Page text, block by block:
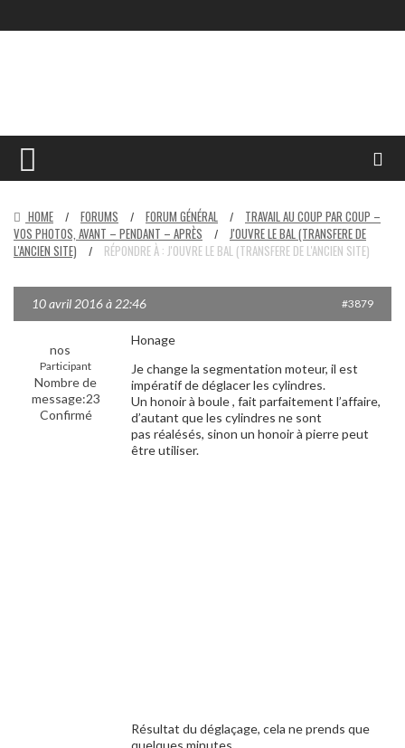
HOME / FORUMS / FORUM GÉNÉRAL /
TRAVAIL AU COUP PAR COUP –
VOS PHOTOS, AVANT – PENDANT – APRÈS
/
J'OUVRE LE BAL (TRANSFERE DE
L'ANCIEN SITE)
/ RÉPONDRE À : J'OUVRE LE BAL (TRANSFERE DE L'ANCIEN SITE)
10 avril 2016 à 22:46 #3879
nos
Participant
Nombre de
message:23
Confirmé
Honage
Je change la segmentation moteur, il est
impératif de déglacer les cylindres.
Un honoir à boule , fait parfaitement l’affaire,
d’autant que les cylindres ne sont
pas réalésés, sinon un honoir à pierre peut
être utiliser.
Résultat du déglaçage, cela ne prends que
quelques minutes.